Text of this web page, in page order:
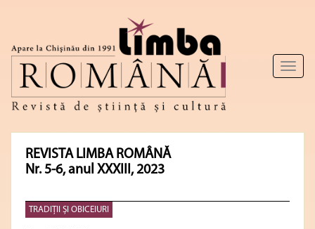
Toggle
REVISTA LIMBA ROMÂNĂ
Nr. 5-6, anul XXXIII, 2023
TRADIȚII ȘI OBICEIURI